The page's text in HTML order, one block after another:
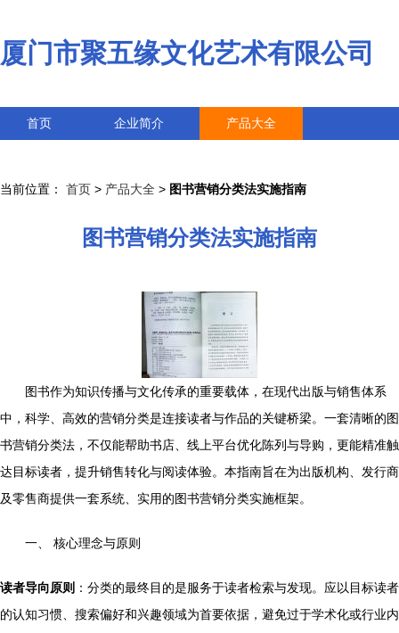
厦门市聚五缘文化艺术有限公司
首页 企业简介 产品大全
当前位置： 首页 > 产品大全 > 图书营销分类法实施指南
图书营销分类法实施指南
图书作为知识传播与文化传承的重要载体，在现代出版与销售体系
中，科学、高效的营销分类是连接读者与作品的关键桥梁。一套清晰的图
书营销分类法，不仅能帮助书店、线上平台优化陈列与导购，更能精准触
达目标读者，提升销售转化与阅读体验。本指南旨在为出版机构、发行商
及零售商提供一套系统、实用的图书营销分类实施框架。
一、 核心理念与原则
读者导向原则 ：分类的最终目的是服务于读者检索与发现。应以目标读者
的认知习惯、搜索偏好和兴趣领域为首要依据，避免过于学术化或行业内